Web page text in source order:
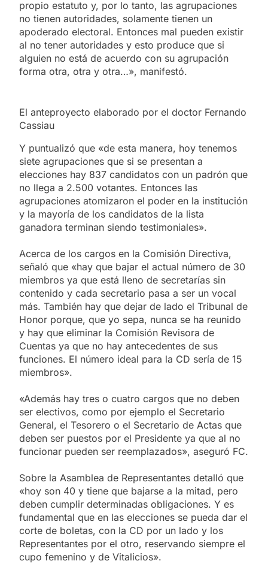
propio estatuto y, por lo tanto, las agrupaciones
no tienen autoridades, solamente tienen un
apoderado electoral. Entonces mal pueden existir
al no tener autoridades y esto produce que si
alguien no está de acuerdo con su agrupación
forma otra, otra y otra…», manifestó.
El anteproyecto elaborado por el doctor Fernando
Cassiau
Y puntualizó que «de esta manera, hoy tenemos
siete agrupaciones que si se presentan a
elecciones hay 837 candidatos con un padrón que
no llega a 2.500 votantes. Entonces las
agrupaciones atomizaron el poder en la institución
y la mayoría de los candidatos de la lista
ganadora terminan siendo testimoniales».
Acerca de los cargos en la Comisión Directiva,
señaló que «hay que bajar el actual número de 30
miembros ya que está lleno de secretarías sin
contenido y cada secretario pasa a ser un vocal
más. También hay que dejar de lado el Tribunal de
Honor porque, que yo sepa, nunca se ha reunido
y hay que eliminar la Comisión Revisora de
Cuentas ya que no hay antecedentes de sus
funciones. El número ideal para la CD sería de 15
miembros».
«Además hay tres o cuatro cargos que no deben
ser electivos, como por ejemplo el Secretario
General, el Tesorero o el Secretario de Actas que
deben ser puestos por el Presidente ya que al no
funcionar pueden ser reemplazados», aseguró FC.
Sobre la Asamblea de Representantes detalló que
«hoy son 40 y tiene que bajarse a la mitad, pero
deben cumplir determinadas obligaciones. Y es
fundamental que en las elecciones se pueda dar el
corte de boletas, con la CD por un lado y los
Representantes por el otro, reservando siempre el
cupo femenino y de Vitalicios».